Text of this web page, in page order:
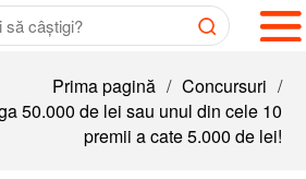
Prima pagină / Concursuri /
de lei sau unul din cele 10
premii a cate 5.000 de lei!